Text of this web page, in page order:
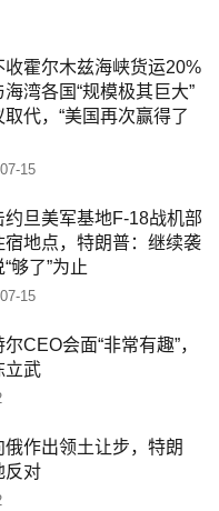
收霍尔木兹海峡货运20%
湾各国“规模极其巨大”
代，“美国再次赢得了
15
旦美军基地F-18战机部
宿地点，特朗普：继续袭
够了”为止
15
CEO会面“非常有趣”，
立武
作出领土让步，特朗
反对